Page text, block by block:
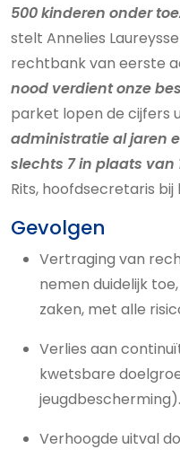
500 kinderen onder
stelt Annelies
rechtbank van eerste
nood verdient onze
parket lopen de cijfers
administratie al jaren
slechts 7 in plaats van
Rits, hoofdsecretaris
Gevolgen
Vertraging van
nemen duidelijk
zaken, met alle
Verlies aan
kwetsbare
jeugdbescherming).
Verhoogde uitval